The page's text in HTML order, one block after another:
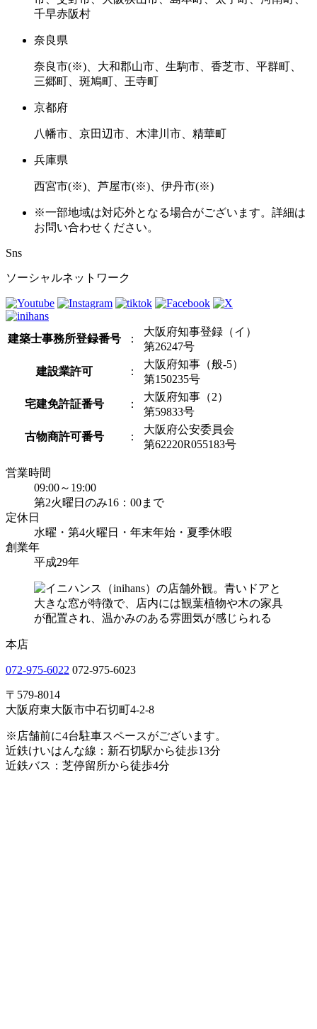
千早赤阪村
奈良県
奈良市(※)、大和郡山市、生駒市、香芝市、平群町、
三郷町、斑鳩町、王寺町
京都府
八幡市、京田辺市、木津川市、精華町
兵庫県
西宮市(※)、芦屋市(※)、伊丹市(※)
※一部地域は対応外となる場合がございます。詳細は
お問い合わせください。
Sns
ソーシャルネットワーク
建築士事務所登録番号 ：
大阪府知事登録（イ）
第26247号
建設業許可 ：
大阪府知事（般-5）
第150235号
宅建免許証番号 ：
大阪府知事（2）
第59833号
古物商許可番号 ：
大阪府公安委員会
第62220R055183号
営業時間
09:00～19:00
第2火曜日のみ16：00まで
定休日
水曜・第4火曜日・年末年始・夏季休暇
創業年
平成29年
本店
072-975-6022 072-975-6023
〒579-8014
大阪府東大阪市中石切町4-2-8
※店舗前に4台駐車スペースがございます。
近鉄けいはんな線：新石切駅から徒歩13分
近鉄バス：芝停留所から徒歩4分